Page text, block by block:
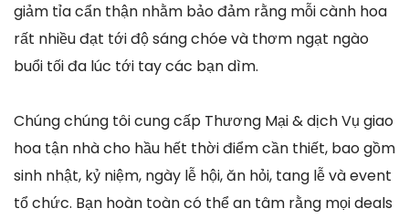
giảm tỉa cẩn thận nhằm bảo đảm rằng mỗi cành hoa
rất nhiều đạt tới độ sáng chóe và thơm ngạt ngào
buổi tối đa lúc tới tay các bạn dìm.
Chúng chúng tôi cung cấp Thương Mại & dịch Vụ giao
hoa tận nhà cho hầu hết thời điểm cần thiết, bao gồm
sinh nhật, kỷ niệm, ngày lễ hội, ăn hỏi, tang lễ và event
tổ chức. Bạn hoàn toàn có thể an tâm rằng mọi deals